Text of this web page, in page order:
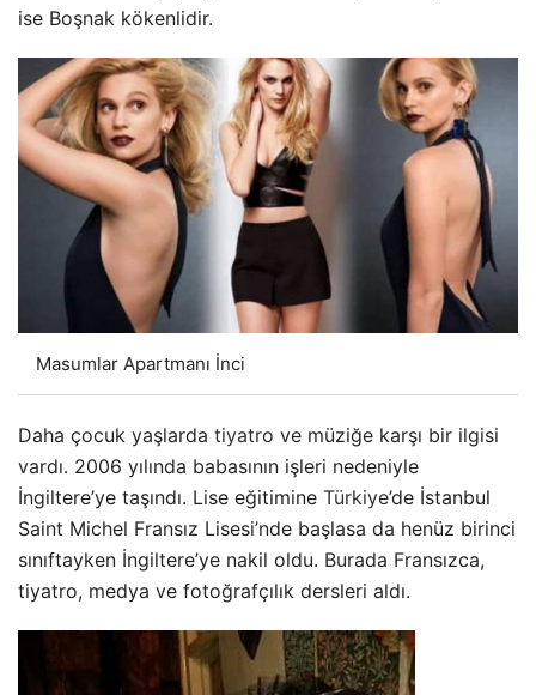
ise Boşnak kökenlidir.
Masumlar Apartmanı İnci
Daha çocuk yaşlarda tiyatro ve müziğe karşı bir ilgisi
vardı. 2006 yılında babasının işleri nedeniyle
İngiltere’ye taşındı. Lise eğitimine Türkiye’de İstanbul
Saint Michel Fransız Lisesi’nde başlasa da henüz birinci
sınıftayken İngiltere’ye nakil oldu. Burada Fransızca,
tiyatro, medya ve fotoğrafçılık dersleri aldı.